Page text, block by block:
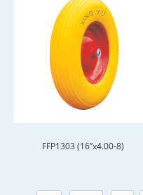
FFP1303 (16”x4.00-8)